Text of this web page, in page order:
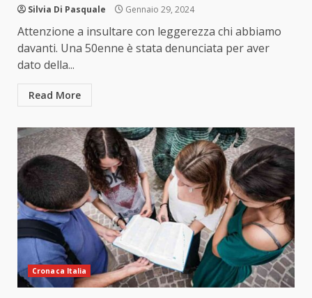
Silvia Di Pasquale Gennaio 29, 2024
Attenzione a insultare con leggerezza chi abbiamo
davanti. Una 50enne è stata denunciata per aver
dato della...
Read More
Cronaca Italia